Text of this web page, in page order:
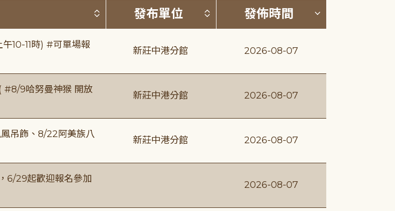
按標題排序 (升降冪)
發布單位 按發布單位排序 (升降冪)
發佈時間 按發佈時間
10-11時) #可單場報
新莊中港分館 2026-08-07
#8/9哈努曼神猴 開放
新莊中港分館 2026-08-07
吊飾、8/22阿美族八
新莊中港分館 2026-08-07
6/29起歡迎報名參加
2026-08-07